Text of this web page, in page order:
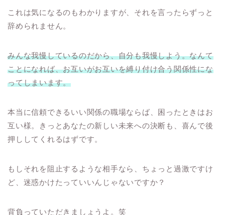
これは気になるのもわかりますが、それを言ったらずっと
辞められません。
みんな我慢しているのだから、自分も我慢しよう。なんて
ことになれば、お互いがお互いを縛り付け合う関係性にな
ってしまいます。
本当に信頼できるいい関係の職場ならば、困ったときはお
互い様。きっとあなたの新しい未来への決断も、喜んで後
押ししてくれるはずです。
もしそれを阻止するような相手なら、ちょっと過激ですけ
ど、迷惑かけたっていいんじゃないですか？
背負っていただきましょうよ。笑